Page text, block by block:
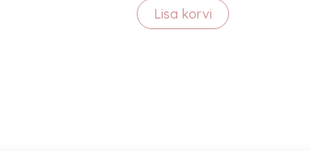
Lisa korvi